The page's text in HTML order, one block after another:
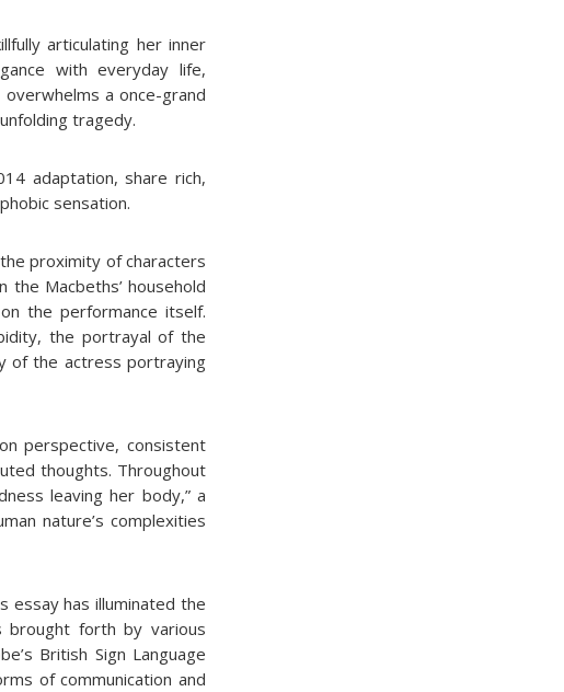
articulating her inner
with everyday life,
a once-grand
tragedy.
adaptation, share rich,
sensation.
proximity of characters
Macbeths’ household
the performance itself.
the portrayal of the
of the actress portraying
perspective, consistent
thoughts. Throughout
leaving her body,” a
nature’s complexities
essay has illuminated the
brought forth by various
British Sign Language
of communication and